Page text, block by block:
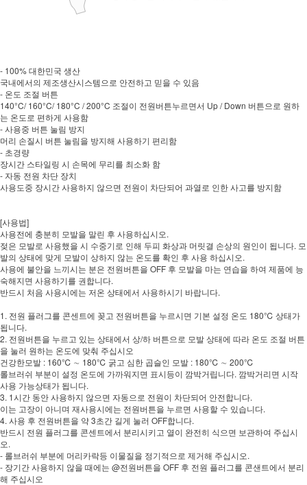
- 100% 대한민국 생산
국내에서의 제조생산시스템으로 안전하고 믿을 수 있음
- 온도 조절 버튼
140°C/ 160°C/ 180°C / 200°C 조절이 전원버튼누르면서 Up / Down 버튼으로 원하
는 온도로 편하게 사용함
- 사용중 버튼 눌림 방지
머리 손질시 버튼 눌림을 방지해 사용하기 편리함
- 초경량
장시간 스타일링 시 손목에 무리를 최소화 함
- 자동 전원 차단 장치
사용도중 장시간 사용하지 않으면 전원이 차단되어 과열로 인한 사고를 방지함
[사용법]
사용전에 충분히 모발을 말린 후 사용하십시오.
젖은 모발로 사용했을 시 수중기로 인해 두피 화상과 머릿결 손상의 원인이 됩니다. 모
발의 상태에 맞게 모발이 상하지 않는 온도를 확인 후 사용 하십시오.
사용에 불안을 느끼시는 분은 전원버튼을 OFF 후 모발을 마는 연습을 하여 제품에 능
숙해지면 사용하기를 권합니다.
반드시 처음 사용시에는 저온 상태에서 사용하시기 바랍니다.
1. 전원 플러그를 콘센트에 꽂고 전원버튼을 누르시면 기본 설정 온도 180℃ 상태가
됩니다.
2. 전원버튼을 누르고 있는 상태에서 상/하 버튼으로 모발 상태에 따라 온도 조절 버튼
을 눌러 원하는 온도에 맞춰 주십시오
건강한모발 : 160℃ ∼ 180℃ 굵고 심한 곱슬인 모발 : 180℃ ∼ 200℃
롤브러쉬 부분이 설정 온도에 가까워지면 표시등이 깜박거립니다. 깜박거리면 시작
사용 가능상태가 됩니다.
3. 1시간 동안 사용하지 않으면 자동으로 전원이 차단되어 안전합니다.
이는 고장이 아니며 재사용시에는 전원버튼을 누르면 사용할 수 있습니다.
4. 사용 후 전원버튼을 약 3초간 길게 눌러 OFF합니다.
반드시 전원 플러그를 콘센트에서 분리시키고 열이 완전히 식으면 보관하여 주십시
오.
- 롤브러쉬 부분에 머리카락등 이물질을 정기적으로 제거해 주십시오.
- 장기간 사용하지 않을 때에는 @전원버튼을 OFF 후 전원 플러그를 콘샌트에서 분리
해 주십시오